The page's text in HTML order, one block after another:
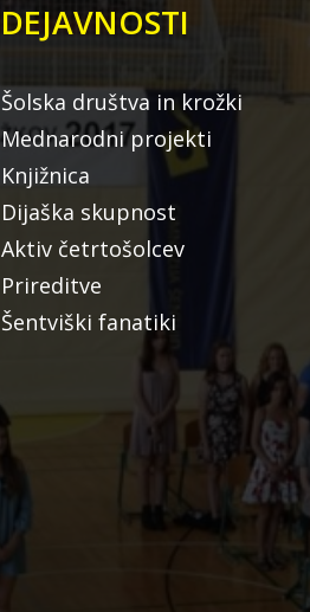
DEJAVNOSTI
Šolska društva in krožki
Mednarodni projekti
Knjižnica
Dijaška skupnost
Aktiv četrtošolcev
Prireditve
Šentviški fanatiki